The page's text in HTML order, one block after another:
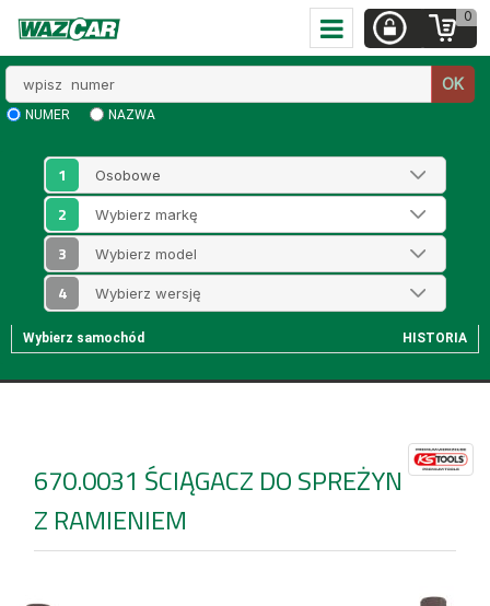
0
numer
OK
NUMER NAZWA
1
2
3
4
Wybierz samochód HISTORIA
670.0031 ŚCIĄGACZ DO SPREŻYN
Z RAMIENIEM